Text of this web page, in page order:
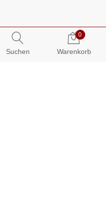
Suchen
0
Warenkorb